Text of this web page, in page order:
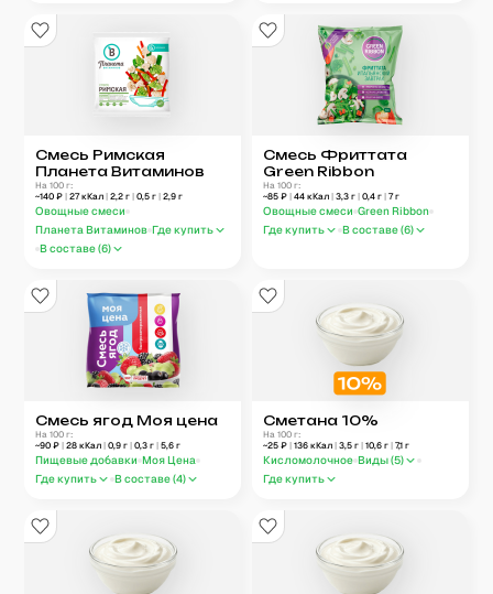
Смесь Римская
Планета Витаминов
На 100 г:
~140 ₽| 27кКал| 2,2 г| 0,5 г| 2,9 г
Овощные смеси
Планета Витаминов Где купить
В составе (6)
Смесь Фриттата
Green Ribbon
На 100 г:
~85 ₽ | 44 кКал | 3,3 г | 0,4 г | 7г
Овощные смеси Green Ribbon
Где купить
В составе (6)
Смесь ягод Моя цена
На 100 г:
~90 ₽| 28 кКал| 0,9 г| 0,3 г| 5,6 г
Пищевые добавки Моя Цена
Где купить
В составе (4)
Сметана 10%
На 100 г:
~25 ₽ | 136 кКал | 3,5 г | 10,6 г | 7,1 г
Кисломолочное Виды (5)
Где купить